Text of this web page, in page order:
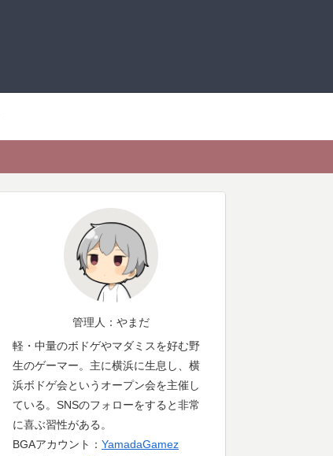
管理人：やまだ
軽・中量のボドゲやマダミスを好む野
生のゲーマー。主に横浜に生息し、横
浜ボドゲ会というオープン会を主催し
ている。SNSのフォローをすると非常
に喜ぶ習性がある。
BGAアカウント： YamadaGamez